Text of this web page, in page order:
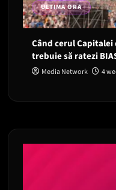
ULTIMA ORA
Când cerul Capitalei
trebuie să ratezi
Media Network 4